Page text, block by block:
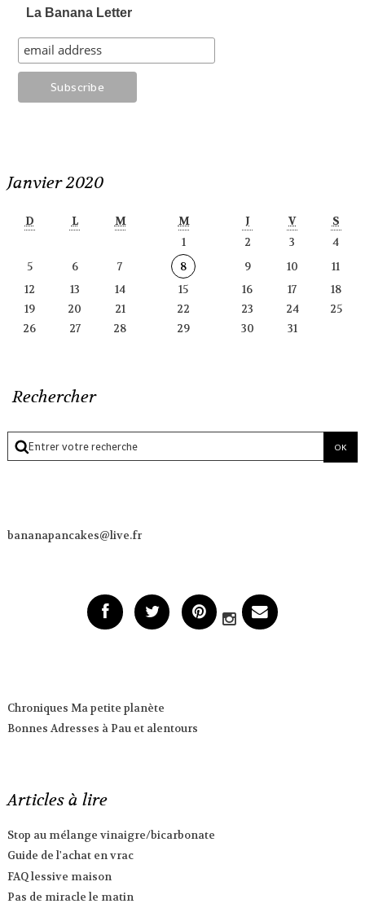
La Banana Letter
Janvier 2020
D L M M J V
S
1
2 3
4
5
6 7 8 9 10
11
12
13 14 15 16 17
18
19
20 21 22 23 24
25
26
27 28 29 30 31
Rechercher
bananapancakes@live.fr
Chroniques Ma petite planète
Bonnes Adresses à Pau et alentours
Articles à lire
Stop au mélange vinaigre/bicarbonate
Guide de l'achat en vrac
FAQ lessive maison
Pas de miracle le matin